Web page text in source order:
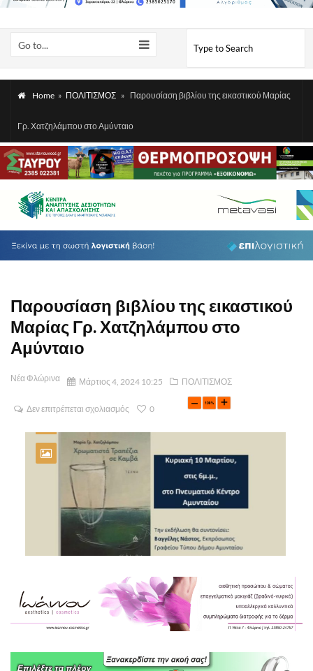
Go to...
Home » ΠΟΛΙΤΙΣΜΟΣ » Παρουσίαση βιβλίου της εικαστικού Μαρίας
Γρ. Χατζηλάμπου στο Αμύνταιο
Παρουσίαση βιβλίου της εικαστικού
Μαρίας Γρ. Χατζηλάμπου στο
Αμύνταιο
Νέα Φλώρινα Μάρτιος 4, 2024 10:25 ΠΟΛΙΤΙΣΜΟΣ
Δεν επιτρέπεται σχολιασμός 0